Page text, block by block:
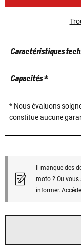
Caractéristiques
Capacités *
* Nous évaluons
constitue aucune
Il manque des
moto ? Ou vous
informer.